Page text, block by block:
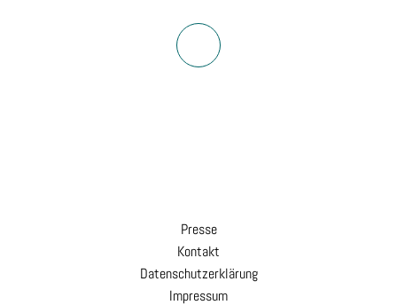
Presse
Kontakt
Datenschutzerklärung
Impressum